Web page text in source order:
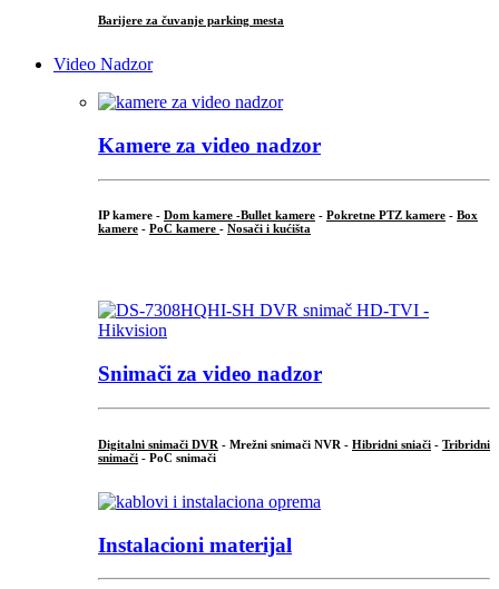
Barijere za čuvanje parking mesta
Video Nadzor
Kamere za video nadzor
IP kamere - Dom kamere -Bullet kamere - Pokretne PTZ kamere - Box
kamere - PoC kamere - Nosači i kućišta
Snimači za video nadzor
Digitalni snimači DVR - Mrežni snimači NVR - Hibridni sniači - Tribridni
snimači - PoC snimači
Instalacioni materijal